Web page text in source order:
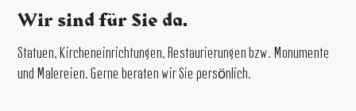
Wir sind für Sie da.
Statuen, Kircheneinrichtungen, Restaurierungen bzw. Monumente
und Malereien. Gerne beraten wir Sie persönlich.